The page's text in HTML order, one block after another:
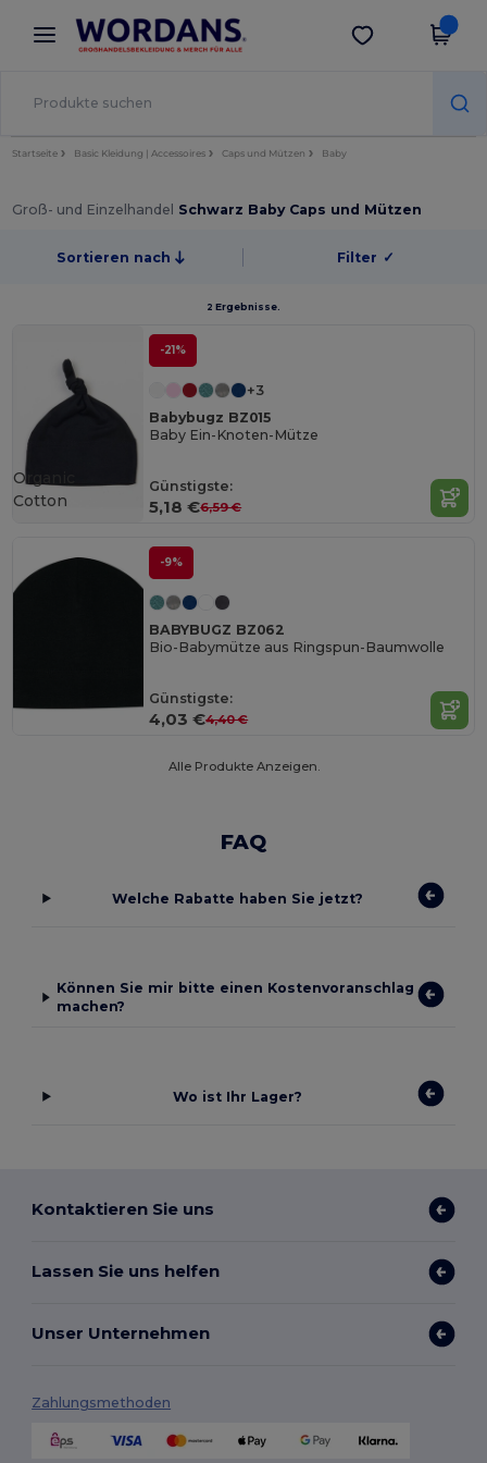
× Wordans App
Bessere Preise in der App!
App holen
Startseite Basic Kleidung | Accessoires Caps und Mützen Baby
Groß- und Einzelhandel Schwarz Baby Caps und Mützen
Sortieren nach Filter ✓
2 Ergebnisse.
-21%
+3
Babybugz BZ015
Baby Ein-Knoten-Mütze
Günstigste:
5,18 €6,59 €
Organic
Cotton
-9%
BABYBUGZ BZ062
Bio-Babymütze aus Ringspun-Baumwolle
Günstigste:
4,03 €4,40 €
Alle Produkte Anzeigen.
FAQ
Welche Rabatte haben Sie jetzt?
Können Sie mir bitte einen Kostenvoranschlag
machen?
Wo ist Ihr Lager?
Kontaktieren Sie uns
Lassen Sie uns helfen
Unser Unternehmen
Zahlungsmethoden